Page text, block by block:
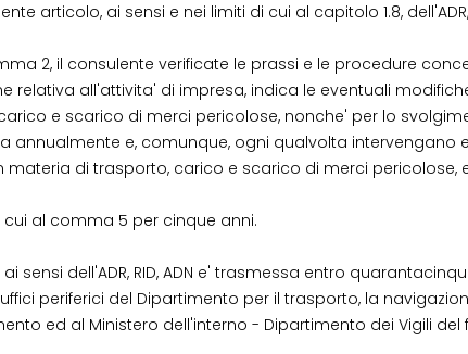
articolo, ai sensi e nei limiti di cui al capitolo 1.8, dell'ADR,
2, il consulente verificate le prassi e le procedure
relativa all'attivita' di impresa, indica le eventuali
e scarico di merci pericolose, nonche' per lo
annualmente e, comunque, ogni qualvolta
materia di trasporto, carico e scarico di merci
al comma 5 per cinque anni.
sensi dell'ADR, RID, ADN e' trasmessa entro
periferici del Dipartimento per il trasporto, la
ed al Ministero dell'interno - Dipartimento dei Vigili